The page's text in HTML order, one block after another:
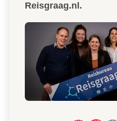
Reisgraag.nl.